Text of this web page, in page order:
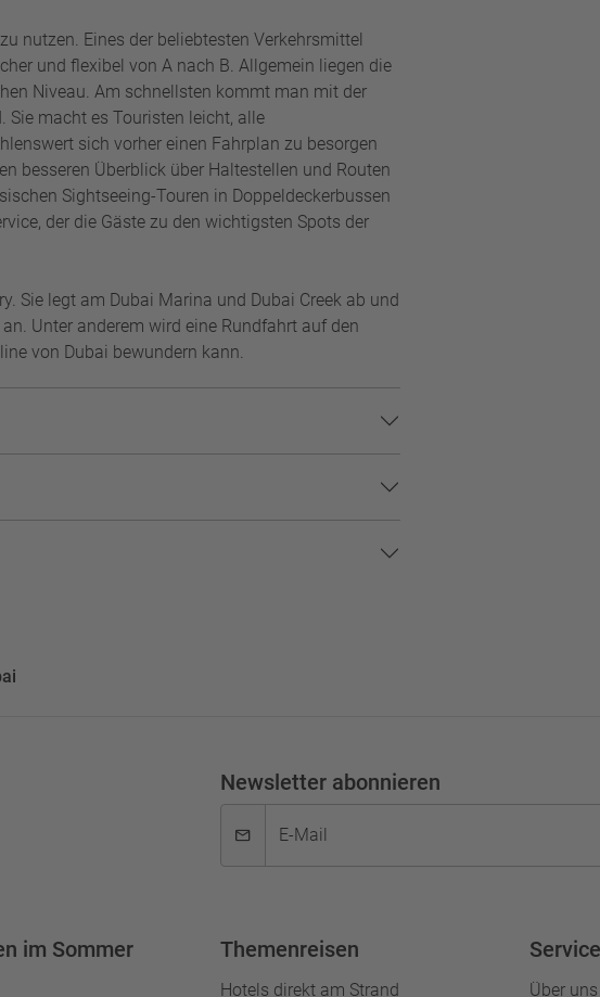
nutzen. Eines der beliebtesten Verkehrsmittel
und flexibel von A nach B. Allgemein liegen die
Niveau. Am schnellsten kommt man mit der
Sie macht es Touristen leicht, alle
sich vorher einen Fahrplan zu besorgen
besseren Überblick über Haltestellen und Routen
Sightseeing-Touren in Doppeldeckerbussen
der die Gäste zu den wichtigsten Spots der
Sie legt am Dubai Marina und Dubai Creek ab und
Unter anderem wird eine Rundfahrt auf den
von Dubai bewundern kann.
Newsletter abonnieren
E-Mail
im Sommer Themenreisen
Hotels direkt am Strand
Service
Über uns